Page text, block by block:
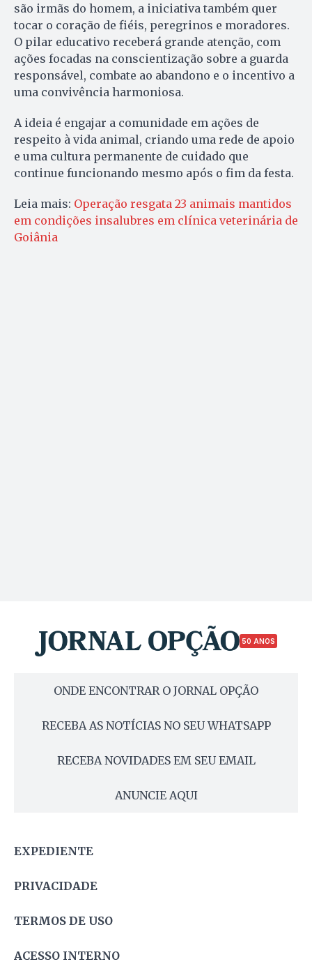
são irmãs do homem, a iniciativa também quer
tocar o coração de fiéis, peregrinos e moradores.
O pilar educativo receberá grande atenção, com
ações focadas na conscientização sobre a guarda
responsável, combate ao abandono e o incentivo a
uma convivência harmoniosa.
A ideia é engajar a comunidade em ações de
respeito à vida animal, criando uma rede de apoio
e uma cultura permanente de cuidado que
continue funcionando mesmo após o fim da festa.
Leia mais: Operação resgata 23 animais mantidos
em condições insalubres em clínica veterinária de
Goiânia
50 ANOS
ONDE ENCONTRAR O JORNAL OPÇÃO
RECEBA AS NOTÍCIAS NO SEU WHATSAPP
RECEBA NOVIDADES EM SEU EMAIL
ANUNCIE AQUI
EXPEDIENTE
PRIVACIDADE
TERMOS DE USO
ACESSO INTERNO